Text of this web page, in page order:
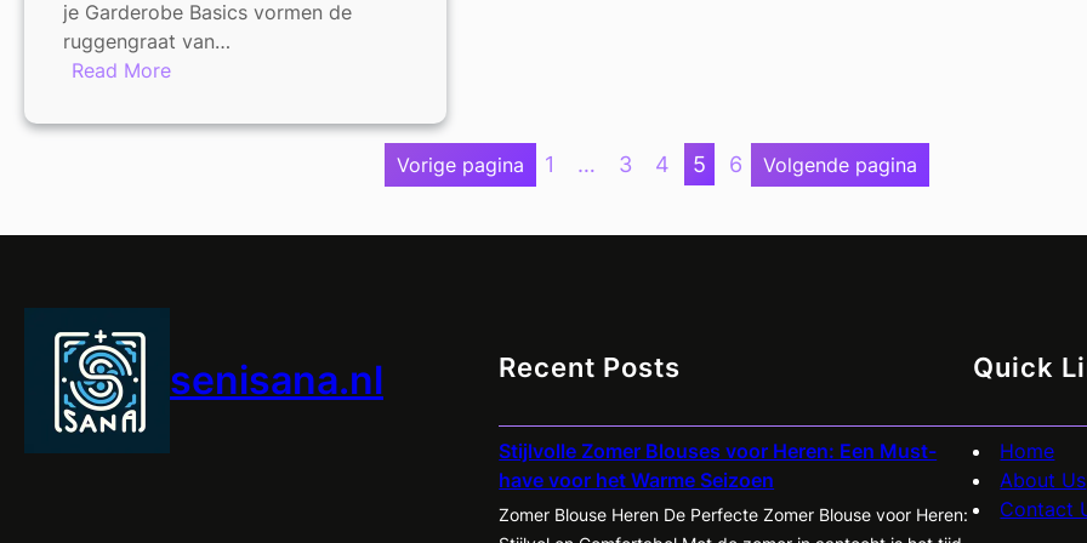
je Garderobe Basics vormen de
ruggengraat van…
Read More:
Onmisbare
in
Vorige pagina 1 … 3 4 5 6 Volgende pagina
senisana.nl Recent Posts
Stijlvolle Zomer Blouses voor Heren: Een Must-
have voor het Warme Seizoen
Zomer Blouse Heren De Perfecte Zomer Blouse voor Heren:
Quick
Home
About Us
Contact